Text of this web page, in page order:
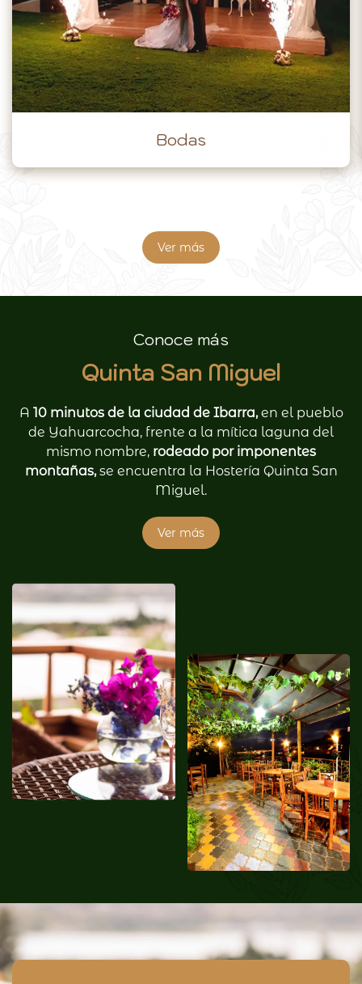
Eventos Empresariales
Ver más
Conoce más
Quinta San Miguel
A 10 minutos de la ciudad de Ibarra,en el pueblo
de Yahuarcocha, frente a la mítica laguna del
mismo nombre, rodeado por imponentes
montañas,se encuentra la Hostería Quinta San
Miguel.
Ver más